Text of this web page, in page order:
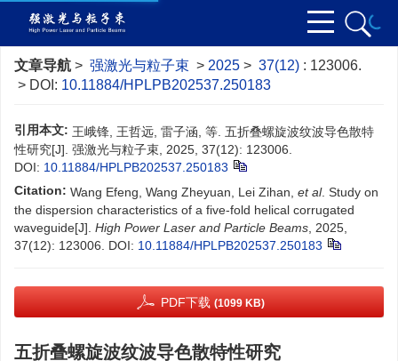
文章导航 > 强激光与粒子束 > 2025 > 37(12) : 123006.
> DOI: 10.11884/HPLPB202537.250183
引用本文: 王峨锋, 王哲远, 雷子涵, 等. 五折叠螺旋波纹波导色散特
性研究[J]. 强激光与粒子束, 2025, 37(12): 123006.
DOI: 10.11884/HPLPB202537.250183
Citation: Wang Efeng, Wang Zheyuan, Lei Zihan, et al. Study on
the dispersion characteristics of a five-fold helical corrugated
waveguide[J]. High Power Laser and Particle Beams , 2025,
37(12): 123006. DOI: 10.11884/HPLPB202537.250183
PDF下载 (1099 KB)
五折叠螺旋波纹波导色散特性研究